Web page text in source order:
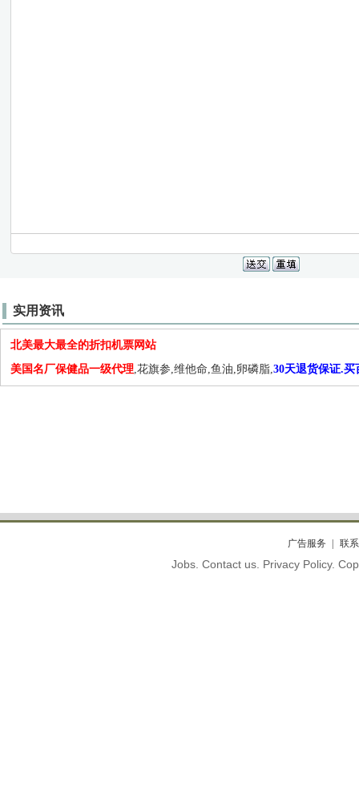
实用资讯
北美最大最全的折扣机票网站
美国名厂保健品一级代理,花旗参,维他命,鱼油,卵磷脂,30天退货保证.买
广告服务 联
Jobs. Contact us. Privacy Policy.